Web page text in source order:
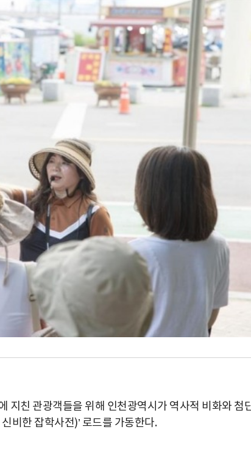
지친 관광객들을 위해 인천광역시가 역사적 비화와 첨
비한 잡학사전)’ 로드를 가동한다.